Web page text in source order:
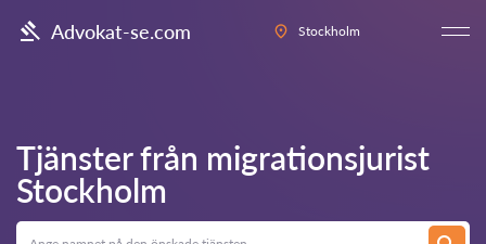
Advokat-se.com Stockholm
Tjänster från migrationsjurist
Stockholm